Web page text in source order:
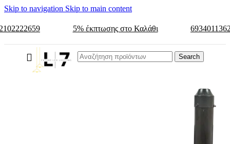
Skip to navigation Skip to main content
5% έκπτωσης στο Καλάθι
Search